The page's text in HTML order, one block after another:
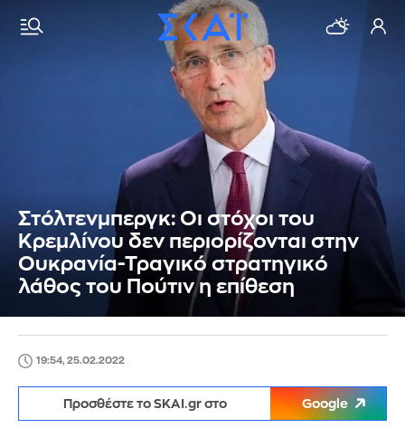
Στόλτενμπεργκ: Οι στόχοι του
Κρεμλίνου δεν περιορίζονται στην
Ουκρανία-Τραγικό στρατηγικό
λάθος του Πούτιν η επίθεση
19:54, 25.02.2022
Προσθέστε το SKAI.gr στο Google